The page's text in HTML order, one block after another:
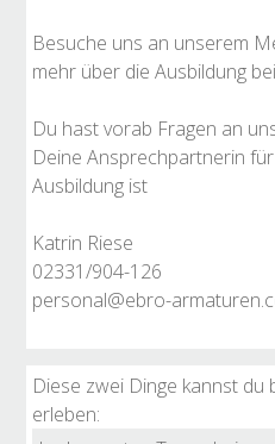
Besuche uns an unserem
mehr über die Ausbildung
Du hast vorab Fragen an
Deine Ansprechpartnerin
Ausbildung ist
Katrin Riese
02331/904-126
personal@ebro-
Diese zwei Dinge kannst du
erleben: